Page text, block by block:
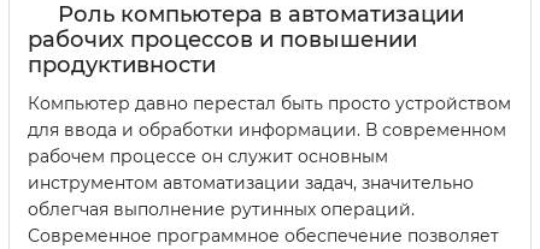
Роль компьютера в автоматизации
рабочих процессов и повышении
продуктивности
Компьютер давно перестал быть просто устройством
для ввода и обработки информации. В современном
рабочем процессе он служит основным
инструментом автоматизации задач, значительно
облегчая выполнение рутинных операций.
Современное программное обеспечение позволяет